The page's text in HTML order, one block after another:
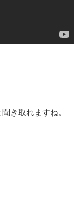
き取れますね。